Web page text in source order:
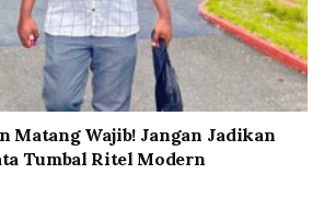
Matang Wajib! Jangan Jadikan
Tumbal Ritel Modern